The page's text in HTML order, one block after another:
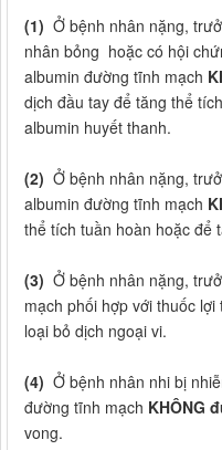
(1) Ở bệnh nhân nặng,
nhân bỏng hoặc có hội
albumin đường tĩnh mạch
dịch đầu tay để tăng thể
albumin huyết thanh.
(2) Ở bệnh nhân nặng,
albumin đường tĩnh mạch
thể tích tuần hoàn hoặc để
(3) Ở bệnh nhân nặng,
mạch phối hợp với thuốc lợi
loại bỏ dịch ngoại vi.
(4) Ở bệnh nhân nhi bị
đường tĩnh mạch KHÔNG
vong.